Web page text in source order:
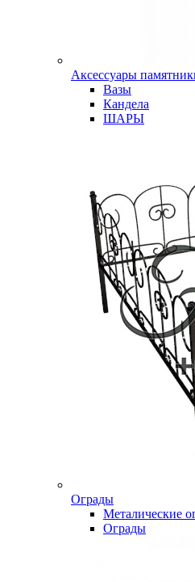
Аксессуары
Вазы
Кандела
ШАРЫ
Ограды
Металические
Ограды